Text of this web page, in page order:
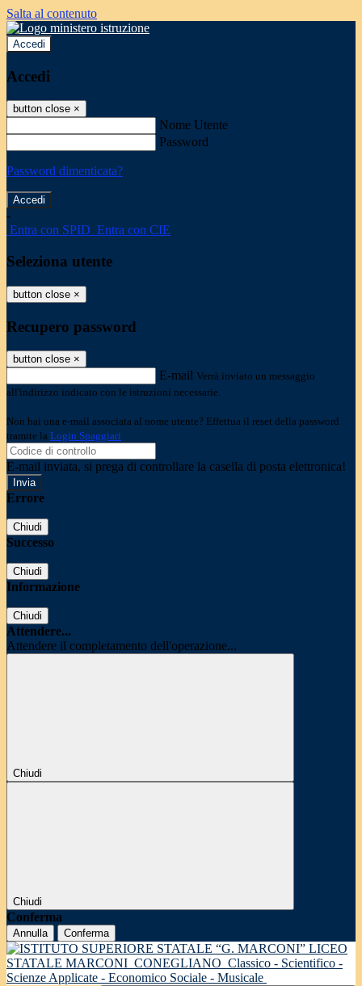
Salta al contenuto
Accedi
Accedi
button close ×
Nome Utente
Password
Password dimenticata?
-
Entra con SPID Entra con CIE
Seleziona utente
button close ×
Recupero password
button close ×
E-mail Verrà inviato un messaggio
all'indirizzo indicato con le istruzioni necessarie.
Non hai una e-mail associata al nome utente? Effettua il reset della password
tramite la Login Spaggiari
E-mail inviata, si prega di controllare la casella di posta elettronica!
Errore
Chiudi
Successo
Chiudi
Informazione
Chiudi
Attendere...
Attendere il completamento dell'operazione...
Chiudi
Chiudi
Conferma
Annulla Conferma
LICEO
STATALE MARCONI CONEGLIANO Classico - Scientifico -
Scienze Applicate - Economico Sociale - Musicale